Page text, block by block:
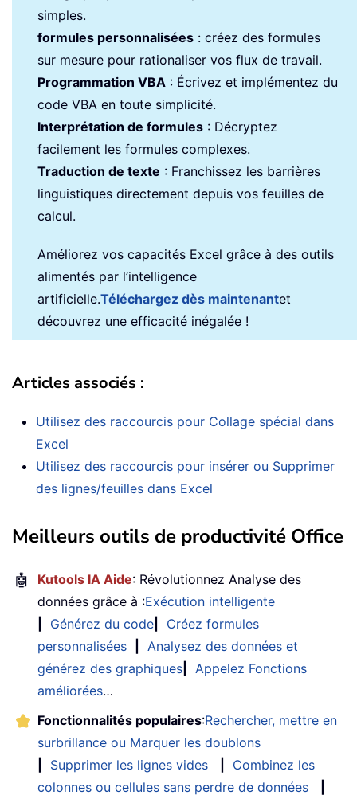
simples.
formules personnalisées : créez des formules
sur mesure pour rationaliser vos flux de travail.
Programmation VBA : Écrivez et implémentez du
code VBA en toute simplicité.
Interprétation de formules : Décryptez
facilement les formules complexes.
Traduction de texte : Franchissez les barrières
linguistiques directement depuis vos feuilles de
calcul.
Améliorez vos capacités Excel grâce à des outils
alimentés par l’intelligence
artificielle.Téléchargez dès maintenantet
découvrez une efficacité inégalée !
Articles associés :
Utilisez des raccourcis pour Collage spécial dans
Excel
Utilisez des raccourcis pour insérer ou Supprimer
des lignes/feuilles dans Excel
Meilleurs outils de productivité Office
🤖 Kutools IA Aide: Révolutionnez Analyse des
données grâce à :Exécution intelligente
Générez du code
Créez formules
personnalisées
Analysez des données et
générez des graphiques
Appelez Fonctions
améliorées…
Fonctionnalités populaires:Rechercher, mettre en
surbrillance ou Marquer les doublons
Supprimer les lignes vides
Combinez les
colonnes ou cellules sans perdre de données